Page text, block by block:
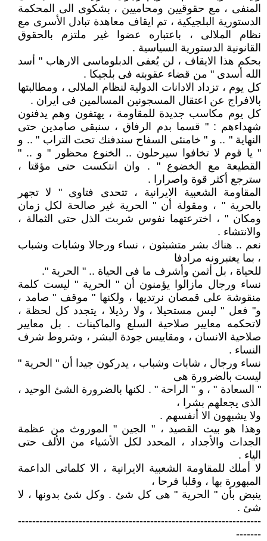
المنفى ، مع حقوقيين ومحاميين ، بشكوى الى المحكمة
الدستورية البلجيكية ، تم ايقاف معاهدة تبادل الأسرى مع
نظام الملالى ، باعتباره عضوا غير ملتزم بالحقوق
القانونية الدستورية السياسية .
بحكم هذا الايقاف ، لن يُعفى الدبلوماسى الارهاب " أسد
الله أسدى " من قضاء عقوبته فى بلجيكا .
كل يوم ، تزداد الادانات الدولية لنظام الملالى ، ومطالبتها
بالافراج عن اعتقال المسجونين المسالمين فى ايران .
كل يوم مكاسب جديدة للمقاومة ، يهتفون وهم يدفنون
شهداءهم : " قسما بدم الرفاق ، سنبقى صامدين حتى
النهاية " .. و " خامنئى السفاح سندفنك تحت التراب " .. و
" يا قوم لا تخافوا سيرحلون .. الخنوع محظور " و .. "
القطيعة مع الخضوع " . وان انتكست حتى مؤقتا ،
سترجع أكثر قوة واصرارا .
المقاومة الشعبية الايرانية ، تتحدى فتاوى " لا تجهر
بالحرية " ، ومقولة أن " الحرية غير صالحة لكل زمان
ومكان " ، اخترعتهما نفوس شربت الذل حتى الثمالة ،
والانتشاء .
نعم .. هناك بشر متشبثون ، نساء ورجالا وشابات وشباب
، بما يعتبرونه مرادفا
للحياة ، بل أثمن وأشرف ما فى الحياة .. " الحرية ".
نساء ورجال مازالوا يؤمنون أن " الحرية " ليست كلمة
منقوشة على قمصان نرتديها ، ولكنها " موقف " صامد ،
و" فعل " ليس مستحيلا ، ولا رذيلا ، يتجدد كل لحظة ،
لاتحكمه معايير صلاحية السلع والماكينات . بل معايير
صلاحية الانسان ، ومقاييس جودة البشر ، وشروط شرف
النساء .
نساء ورجال ، شابات وشباب ، يدركون جيدا أن " الحرية "
ليست بالضرورة هى
" السعادة " ، و " الراحة " . لكنها بالضرورة الشئ الوحيد ،
الذى يجعلهم بشرا ،
ولا يشبهون الا أنفسهم .
وهذا هو بيت القصيد ، " الجين " الموروث من عظمة
الجدات والأجداد ، المحدد لكل الأشياء من الألف حتى
الياء .
لا أملك للمقاومة الشعبية الايرانية ، الا كلماتى الداعمة
المبهورة بها ، وقلبا فرحا ،
ينبض بأن " الحرية " هى كل شئ . وكل شئ بدونها ، لا
شئ .
--------------------------------------------------------------------
-------